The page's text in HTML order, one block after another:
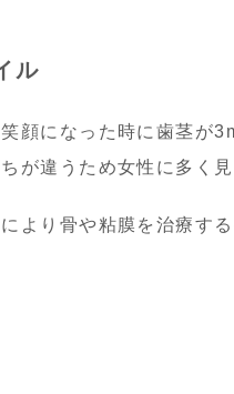
ル
顔になった時に歯茎が
が違うため女性に多く
より骨や粘膜を治療す